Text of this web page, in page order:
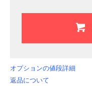
オプションの値段詳細
返品について